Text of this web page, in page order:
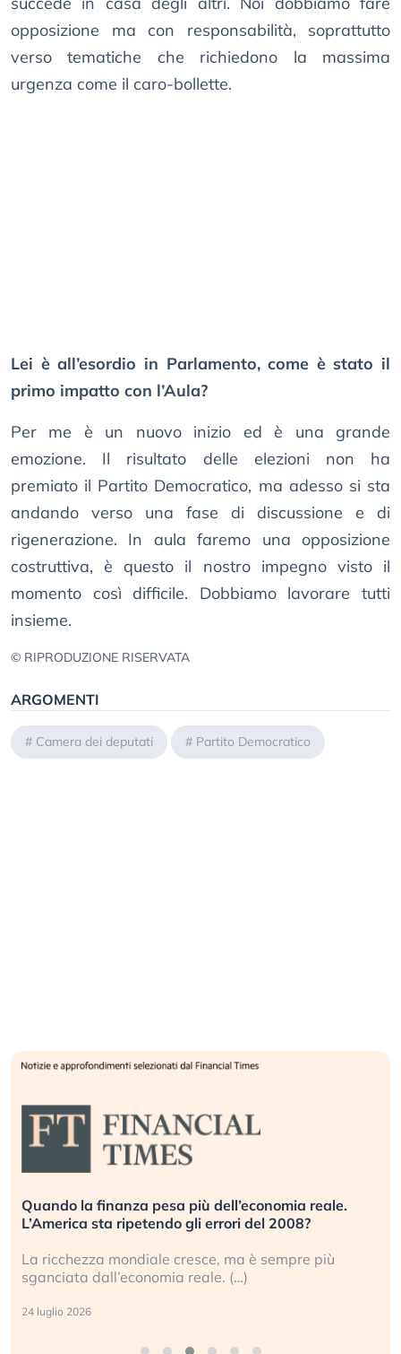
opposizione ma con responsabilità, soprattutto
verso tematiche che richiedono la massima
urgenza come il caro-bollette.
Lei è all’esordio in Parlamento, come è stato il
primo impatto con l’Aula?
Per me è un nuovo inizio ed è una grande
emozione. Il risultato delle elezioni non ha
premiato il Partito Democratico, ma adesso si sta
andando verso una fase di discussione e di
rigenerazione. In aula faremo una opposizione
costruttiva, è questo il nostro impegno visto il
momento così difficile. Dobbiamo lavorare tutti
insieme.
© RIPRODUZIONE RISERVATA
ARGOMENTI
# Camera dei deputati # Partito Democratico
Quando la finanza pesa più dell’economia reale.
L’America sta ripetendo gli errori del 2008?
La ricchezza mondiale cresce, ma è sempre più
sganciata dall’economia reale. (…)
24 luglio 2026